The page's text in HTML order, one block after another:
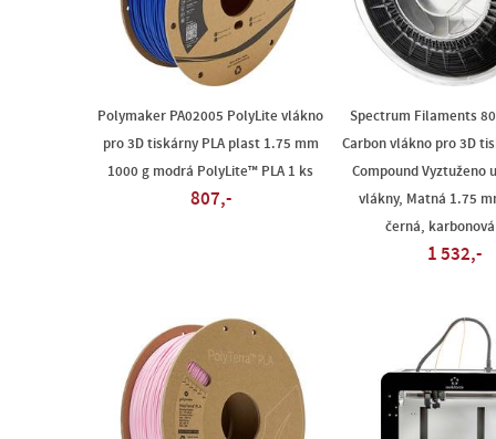
Polymaker PA02005 PolyLite vlákno
pro 3D tiskárny PLA plast 1.75 mm
1000 g modrá PolyLite™ PLA 1 ks
807,-
Spectrum Filaments
Carbon vlákno pro 3D
Compound Vyztuženo
vlákny, Matná 1.75
černá,
1 532,-